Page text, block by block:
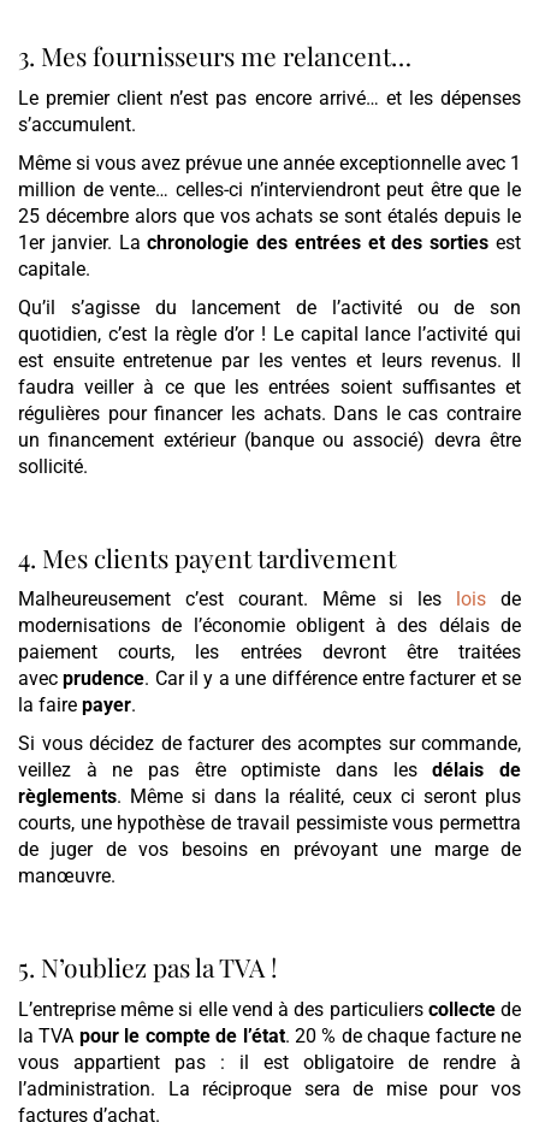
3. Mes fournisseurs me relancent…
Le premier client n’est pas encore arrivé… et les dépenses
s’accumulent.
Même si vous avez prévue une année exceptionnelle avec 1
million de vente… celles-ci n’interviendront peut être que le
25 décembre alors que vos achats se sont étalés depuis le
1er janvier. Lachronologie des entrées et des sorties est
capitale.
Qu’il s’agisse du lancement de l’activité ou de son
quotidien, c’est la règle d’or ! Le capital lance l’activité qui
est ensuite entretenue par les ventes et leurs revenus. Il
faudra veiller à ce que les entrées soient suffisantes et
régulières pour financer les achats. Dans le cas contraire
un financement extérieur (banque ou associé) devra être
sollicité.
4. Mes clients payent tardivement
Malheureusement c’est courant. Même si les lois de
modernisations de l’économie obligent à des délais de
paiement courts, les entrées devront être traitées
avecprudence. Car il y a une différence entre facturer et se
la faire payer.
Si vous décidez de facturer des acomptes sur commande,
veillez à ne pas être optimiste dans lesdélais de
règlements. Même si dans la réalité, ceux ci seront plus
courts, une hypothèse de travail pessimiste vous permettra
de juger de vos besoins en prévoyant une marge de
manœuvre.
5. N’oubliez pas la TVA !
L’entreprise même si elle vend à des particuliers collectede
la TVA pour le compte de l’état. 20 % de chaque facture ne
vous appartient pas : il est obligatoire de rendre à
l’administration. La réciproque sera de mise pour vos
factures d’achat.